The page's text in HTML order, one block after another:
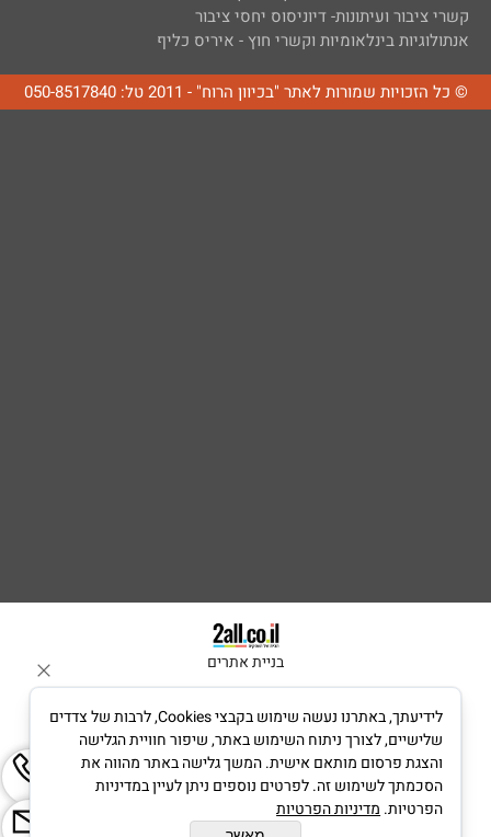
קשרי ציבור ועיתונות- דיוניסוס יחסי ציבור
אנתולוגיות בינלאומיות וקשרי חוץ - איריס כליף
© כל הזכויות שמורות לאתר "בכיוון הרוח" - 2011 טל: 050-8517840
בניית אתרים
לידיעתך, באתרנו נעשה שימוש בקבצי Cookies, לרבות של צדדים
שלישיים, לצורך ניתוח השימוש באתר, שיפור חוויית הגלישה
והצגת פרסום מותאם אישית. המשך גלישה באתר מהווה את
הסכמתך לשימוש זה. לפרטים נוספים ניתן לעיין במדיניות
הפרטיות. מדיניות הפרטיות